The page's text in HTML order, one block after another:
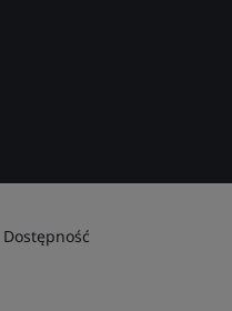
Dostępność